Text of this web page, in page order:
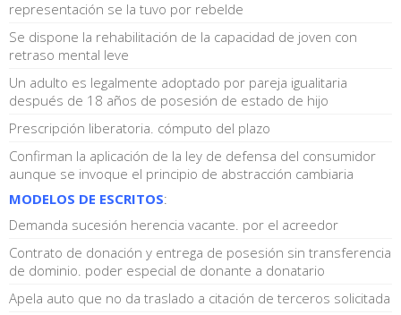
representación se la tuvo por rebelde
Se dispone la rehabilitación de la capacidad de joven con
retraso mental leve
Un adulto es legalmente adoptado por pareja igualitaria
después de 18 años de posesión de estado de hijo
Prescripción liberatoria. cómputo del plazo
Confirman la aplicación de la ley de defensa del consumidor
aunque se invoque el principio de abstracción cambiaria
MODELOS DE ESCRITOS:
Demanda sucesión herencia vacante. por el acreedor
Contrato de donación y entrega de posesión sin transferencia
de dominio. poder especial de donante a donatario
Apela auto que no da traslado a citación de terceros solicitada